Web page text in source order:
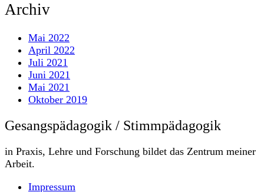
Archiv
Mai 2022
April 2022
Juli 2021
Juni 2021
Mai 2021
Oktober 2019
Gesangspädagogik / Stimmpädagogik
in Praxis, Lehre und Forschung bildet das Zentrum meiner
Arbeit.
Impressum